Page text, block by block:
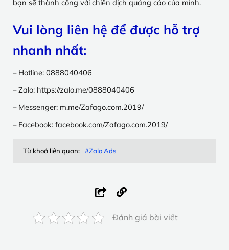
bạn sẽ thành công với chiến dịch quảng cáo của mình.
Vui lòng liên hệ để được hỗ trợ
nhanh nhất:
– Hotline: 0888040406
– Zalo: https://zalo.me/0888040406
– Messenger: m.me/Zafago.com.2019/
– Facebook: facebook.com/Zafago.com.2019/
Từ khoá liên quan: #Zalo Ads
Đánh giá bài viết